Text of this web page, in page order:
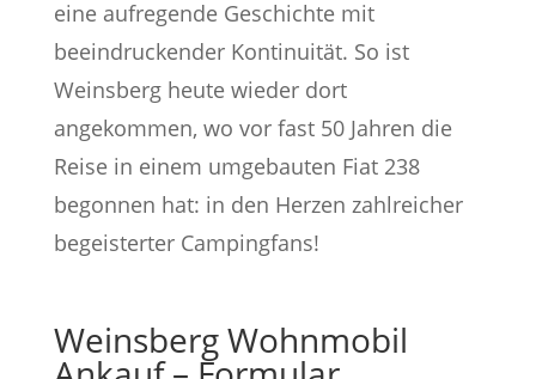
eine aufregende Geschichte mit
beeindruckender Kontinuität. So ist
Weinsberg heute wieder dort
angekommen, wo vor fast 50 Jahren die
Reise in einem umgebauten Fiat 238
begonnen hat: in den Herzen zahlreicher
begeisterter Campingfans!
Weinsberg Wohnmobil